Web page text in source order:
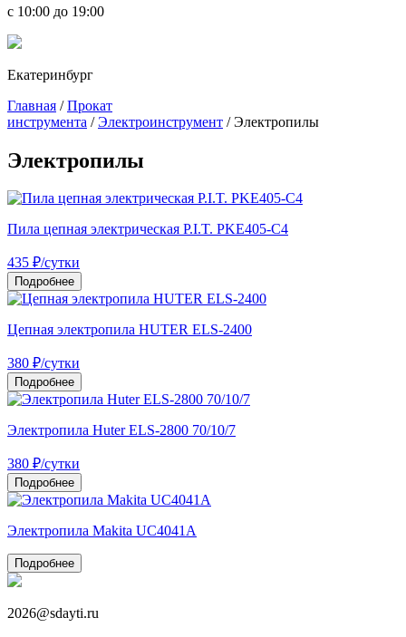
c 10:00 до 19:00
Екатеринбург
Главная /Прокат
инструмента /Электроинструмент / Электропилы
Электропилы
Пила цепная электрическая P.I.T. PKE405-C4
435 ₽/сутки
Подробнее
Цепная электропила HUTER ELS-2400
380 ₽/сутки
Подробнее
Электропила Huter ELS-2800 70/10/7
380 ₽/сутки
Подробнее
Электропила Makita UC4041A
Подробнее
2026@sdayti.ru